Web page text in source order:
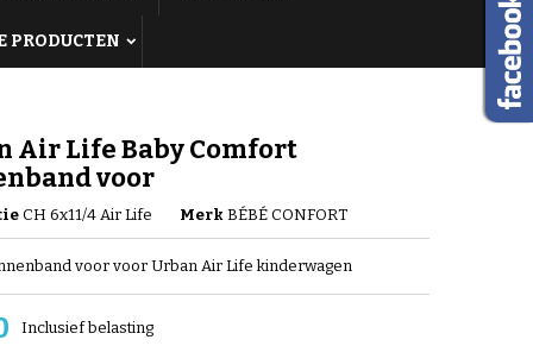
PRODUCTEN
Air Life Baby Comfort
voor
CH 6x11/4 Air Life Merk BÉBÉ CONFORT
voor voor Urban Air Life kinderwagen
Inclusief belasting